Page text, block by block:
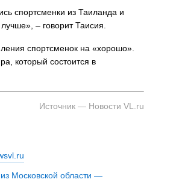
спортсменки из Таиланда и
– говорит Таисия.
спортсменок на «хорошо».
который состоится в
Источник — Новости VL.ru